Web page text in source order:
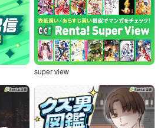
super view